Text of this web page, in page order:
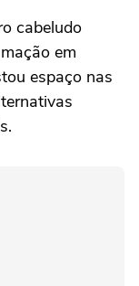
cabeludo
em
espaço nas